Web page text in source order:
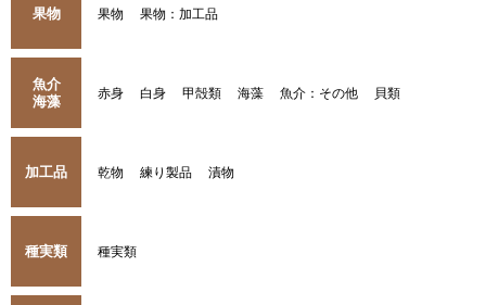
果物 果物 果物：加工品
魚介
海藻
赤身 白身 甲殻類 海藻 魚介：その他 貝類
加工品 乾物 練り製品 漬物
種実類 種実類